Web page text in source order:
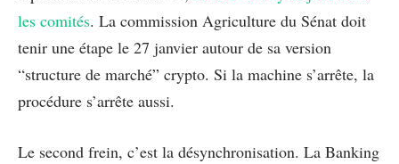
les comités. La commission Agriculture du Sénat doit
tenir une étape le 27 janvier autour de sa version
“structure de marché” crypto. Si la machine s’arrête, la
procédure s’arrête aussi.
Le second frein, c’est la désynchronisation. La Banking